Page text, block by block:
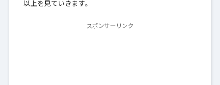
以上を見ていきます。
スポンサーリンク